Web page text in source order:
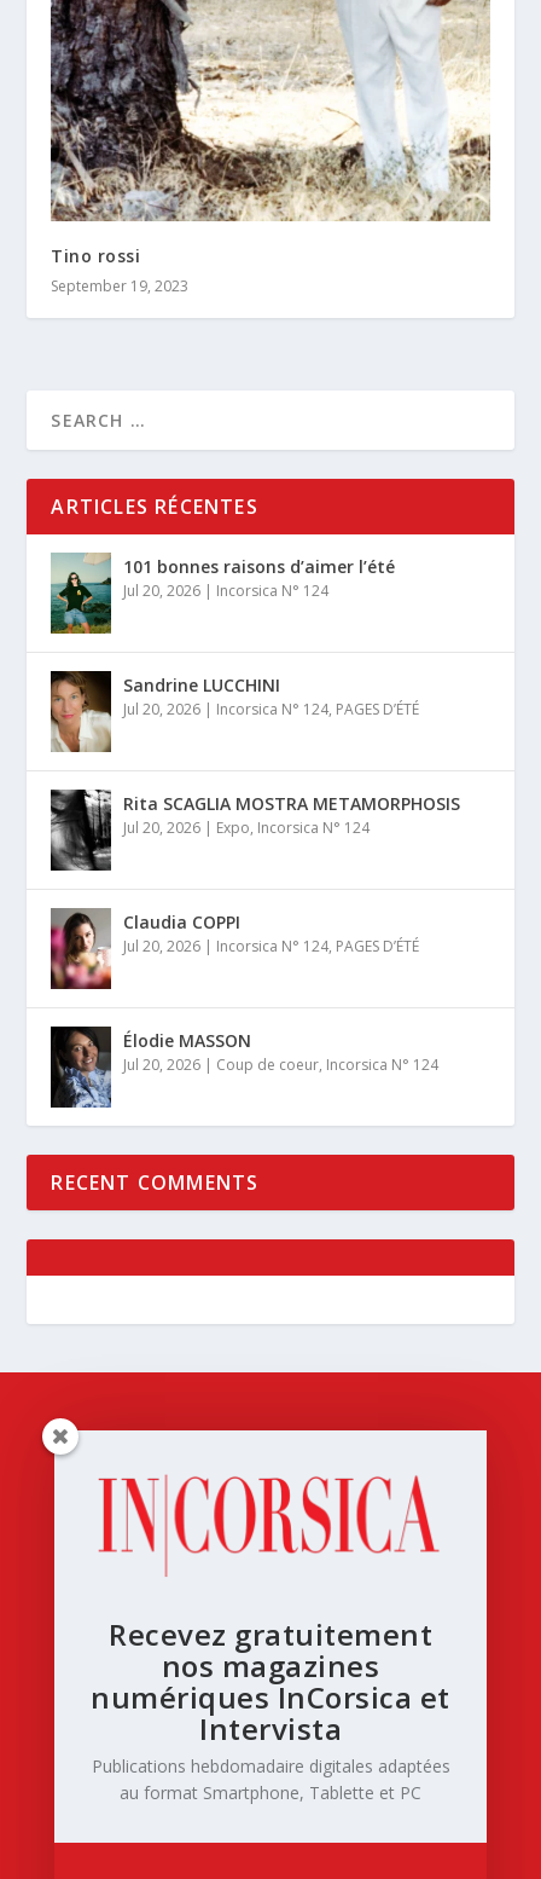
Tino rossi
September 19, 2023
ARTICLES RÉCENTES
101 bonnes raisons d’aimer l’été
Jul 20, 2026 | Incorsica N° 124
Sandrine LUCCHINI
Jul 20, 2026 | Incorsica N° 124, PAGES D’ÉTÉ
Rita SCAGLIA MOSTRA METAMORPHOSIS
Jul 20, 2026 | Expo, Incorsica N° 124
Claudia COPPI
Jul 20, 2026 | Incorsica N° 124, PAGES D’ÉTÉ
Élodie MASSON
Jul 20, 2026 | Coup de coeur, Incorsica N° 124
RECENT COMMENTS
Recevez gratuitement
nos magazines
numériques InCorsica et
Intervista
Publications hebdomadaire digitales adaptées
au format Smartphone, Tablette et PC